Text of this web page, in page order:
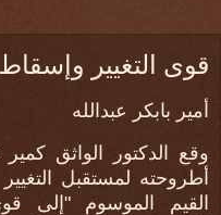
قوى التغيير
أمير بابكر عبدالله
وقع الدكتور الواثق
أطروحته لمستقبل
القيم الموسوم "إلى